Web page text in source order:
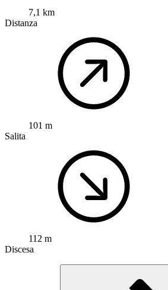
7,1 km
Distanza
101 m
Salita
112 m
Discesa